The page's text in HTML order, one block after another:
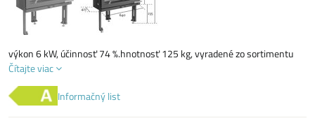
výkon 6 kW, účinnosť 74 %.hnotnosť 125 kg, vyradené zo sortimentu
Čítajte viac
Informačný list